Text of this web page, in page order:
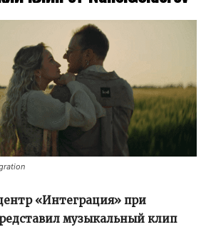
«Интеграция» при
музыкальный клип